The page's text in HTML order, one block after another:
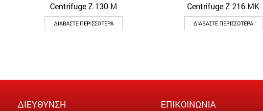
Centrifuge Z 130 M
ΔΙΑΒΆΣΤΕ ΠΕΡΙΣΣΌΤΕΡΑ
Centrifuge Z 216 MK
ΔΙΑΒΆΣΤΕ ΠΕΡΙΣΣΌΤΕΡΑ
ΔΙΕΥΘΥΝΣΗ ΕΠΙΚΟΙΝΩΝΙΑ